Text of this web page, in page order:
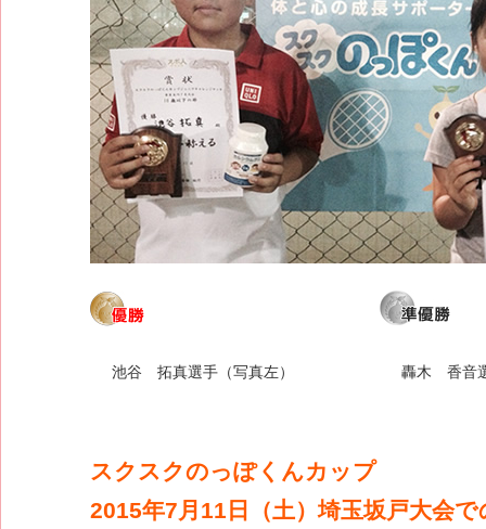
池谷 拓真選手（写真左） 轟木 香音
スクスクのっぽくんカップ
2015年7月11日（土）埼玉坂戸大会